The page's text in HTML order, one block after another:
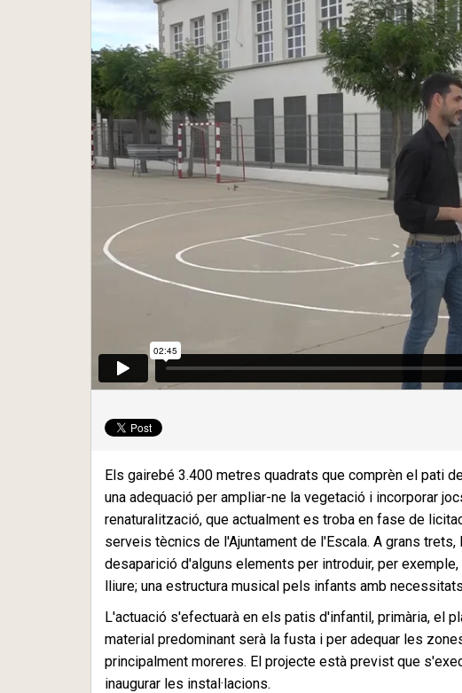
Els gairebé 3.400 metres quadrats que comprèn el pati
una adequació per ampliar-ne la vegetació i incorporar
renaturalització, que actualment es troba en fase de
serveis tècnics de l'Ajuntament de l'Escala. A grans
desaparició d'alguns elements per introduir, per
lliure; una estructura musical pels infants amb
L'actuació s'efectuarà en els patis d'infantil, primària, el
material predominant serà la fusta i per adequar les
principalment moreres. El projecte està previst que
inaugurar les instal·lacions.